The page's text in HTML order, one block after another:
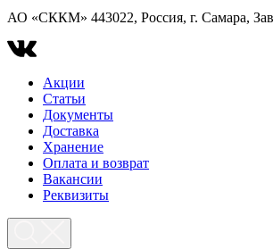
АО «СККМ» 443022, Россия, г. Самара,
Акции
Статьи
Документы
Доставка
Хранение
Оплата и возврат
Вакансии
Реквизиты